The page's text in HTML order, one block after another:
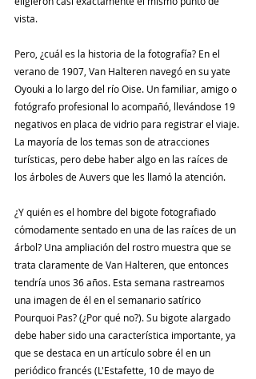
vista.
Pero, ¿cuál es la historia de la fotografía? En el
verano de 1907, Van Halteren navegó en su yate
Oyouki a lo largo del río Oise. Un familiar, amigo o
fotógrafo profesional lo acompañó, llevándose 19
negativos en placa de vidrio para registrar el viaje.
La mayoría de los temas son de atracciones
turísticas, pero debe haber algo en las raíces de
los árboles de Auvers que les llamó la atención.
¿Y quién es el hombre del bigote fotografiado
cómodamente sentado en una de las raíces de un
árbol? Una ampliación del rostro muestra que se
trata claramente de Van Halteren, que entonces
tendría unos 36 años. Esta semana rastreamos
una imagen de él en el semanario satírico
Pourquoi Pas? (¿Por qué no?). Su bigote alargado
debe haber sido una característica importante, ya
que se destaca en un artículo sobre él en un
periódico francés (L'Estafette, 10 de mayo de